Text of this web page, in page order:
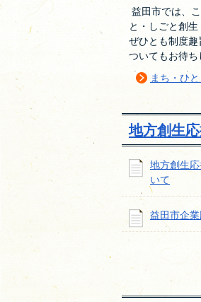
益田市では、
と・しごと創
ぜひとも制度
ついてもお待ち
まち・ひ
地方創生
地方創生
いて
益田市企